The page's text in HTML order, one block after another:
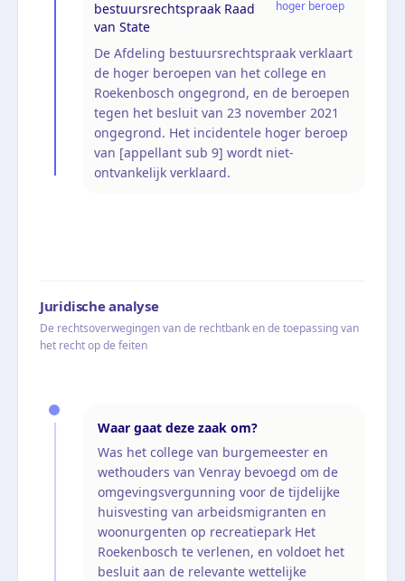
bestuursrechtspraak Raad
van State
hoger beroep
De Afdeling bestuursrechtspraak verklaart
de hoger beroepen van het college en
Roekenbosch ongegrond, en de beroepen
tegen het besluit van 23 november 2021
ongegrond. Het incidentele hoger beroep
van [appellant sub 9] wordt niet-
ontvankelijk verklaard.
Juridische analyse
De rechtsoverwegingen van de rechtbank en de toepassing van
het recht op de feiten
Waar gaat deze zaak om?
Was het college van burgemeester en
wethouders van Venray bevoegd om de
omgevingsvergunning voor de tijdelijke
huisvesting van arbeidsmigranten en
woonurgenten op recreatiepark Het
Roekenbosch te verlenen, en voldoet het
besluit aan de relevante wettelijke